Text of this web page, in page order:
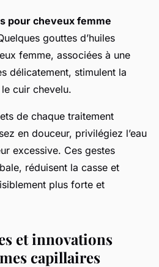
pour cheveux femme
gouttes d’huiles
femme, associées à une
délicatement, stimulent la
cuir chevelu.
de chaque traitement
en douceur, privilégiez l’eau
excessive. Ces gestes
réduisent la casse et
plus forte et
et innovations
capillaires